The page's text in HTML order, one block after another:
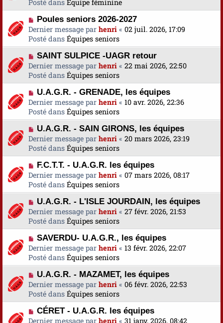
s
a
g
e
u
m
e
s
s
a
g
e
v
e
a
u
m
e
s
s
a
g
e
Posté dans Équipe féminine
N
o
u
v
e
a
u
m
e
s
s
a
g
e
Poules seniors 2026-2027
Dernier message par henri « 02 juil. 2026, 17:09
Posté dans Équipes seniors
N
o
u
v
e
a
u
m
e
s
s
a
g
e
SAINT SULPICE -UAGR retour
Dernier message par henri « 22 mai 2026, 22:50
Posté dans Équipes seniors
N
o
u
v
e
a
u
m
e
s
s
a
g
e
U.A.G.R. - GRENADE, les équipes
Dernier message par henri « 10 avr. 2026, 22:36
Posté dans Équipes seniors
N
o
u
v
e
a
u
m
e
s
s
a
g
e
U.A.G.R. - SAIN GIRONS, les équipes
Dernier message par henri « 20 mars 2026, 23:19
Posté dans Équipes seniors
N
o
u
v
e
a
u
m
e
s
s
a
g
e
F.C.T.T. - U.A.G.R. les équipes
Dernier message par henri « 07 mars 2026, 08:17
Posté dans Équipes seniors
N
o
u
v
e
a
u
m
e
s
s
a
g
U.A.G.R. - L'ISLE JOURDAIN, les équipes
Dernier message par henri « 27 févr. 2026, 21:53
Posté dans Équipes seniors
N
o
u
v
e
a
u
m
e
SAVERDU- U.A.G.R., les équipes
Dernier message par henri « 13 févr. 2026, 22:07
Posté dans Équipes seniors
N
o
u
v
e
a
U.A.G.R. - MAZAMET, les équipes
Dernier message par henri « 06 févr. 2026, 22:53
Posté dans Équipes seniors
N
o
CÉRET - U.A.G.R. les équipes
Dernier message par henri « 31 janv. 2026, 08:42